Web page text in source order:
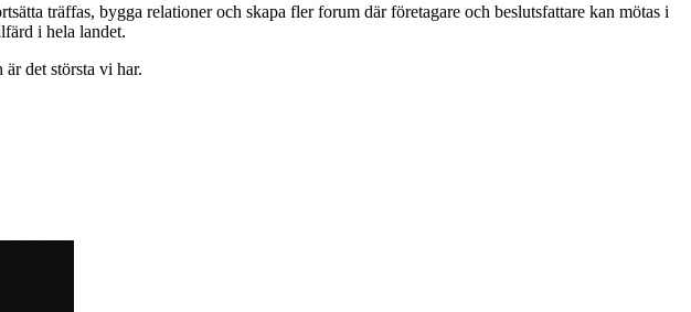
träffas, bygga relationer och skapa fler forum där företagare och beslutsfattare kan mötas i
i hela landet.
det största vi har.